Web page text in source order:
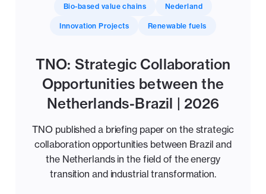
Bio-based value chains Nederland
Innovation Projects Renewable fuels
TNO: Strategic Collaboration
Opportunities between the
Netherlands-Brazil | 2026
TNO published a briefing paper on the strategic
collaboration opportunities between Brazil and
the Netherlands in the field of the energy
transition and industrial transformation.